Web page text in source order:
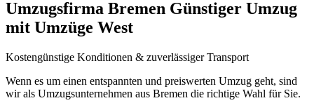
Umzugsfirma Bremen Günstiger Umzug
mit Umzüge West
Kostengünstige Konditionen & zuverlässiger Transport
Wenn es um einen entspannten und preiswerten Umzug geht, sind
wir als Umzugsunternehmen aus Bremen die richtige Wahl für Sie.